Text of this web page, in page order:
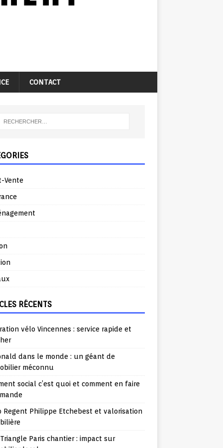
CONTACT
Vente
RÉCENTS
vélo Vincennes : service rapide et
dans le monde : un géant de
méconnu
social c’est quoi et comment en faire
Regent Philippe Etchebest et valorisation
Paris chantier : impact sur